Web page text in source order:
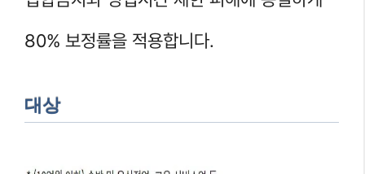
80% 보정률을 적용합니다.
대상